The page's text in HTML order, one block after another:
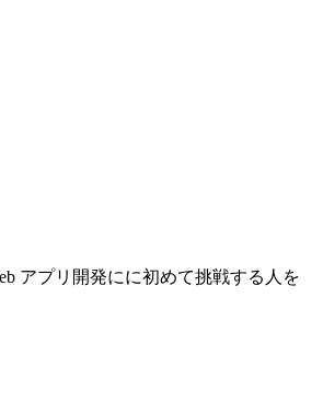
アプリ開発にに初めて挑戦する人を